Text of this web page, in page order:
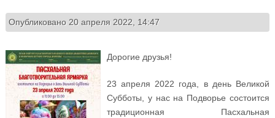
Опубликовано 20 апреля 2022, 14:47
Дорогие друзья!
23 апреля 2022 года, в день Великой
Субботы, у нас на Подворье состоится
традиционная Пасхальная